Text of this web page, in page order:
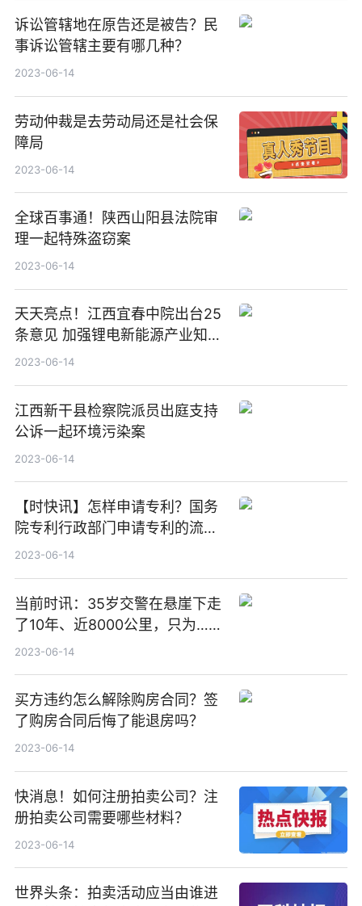
诉讼管辖地在原告还是被告？民
事诉讼管辖主要有哪几种？
2023-06-14
劳动仲裁是去劳动局还是社会保
障局
2023-06-14
全球百事通！陕西山阳县法院审
理一起特殊盗窃案
2023-06-14
天天亮点！江西宜春中院出台25
条意见 加强锂电新能源产业知识
产权司法保护
2023-06-14
江西新干县检察院派员出庭支持
公诉一起环境污染案
2023-06-14
【时快讯】怎样申请专利？国务
院专利行政部门申请专利的流程
是什么？
2023-06-14
当前时讯：35岁交警在悬崖下走
了10年、近8000公里，只为……
2023-06-14
买方违约怎么解除购房合同？签
了购房合同后悔了能退房吗？
2023-06-14
快消息！如何注册拍卖公司？注
册拍卖公司需要哪些材料？
2023-06-14
世界头条：拍卖活动应当由谁进